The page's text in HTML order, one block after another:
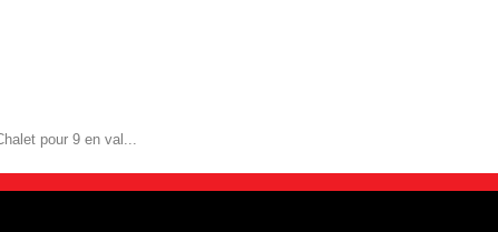
pour 9 en val...